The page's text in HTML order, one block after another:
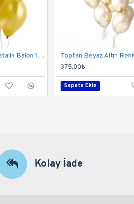
Toptan Altın Renkli Metalik Balon 100 Adet
375,00₺
Sepete Ekle
Kolay İade